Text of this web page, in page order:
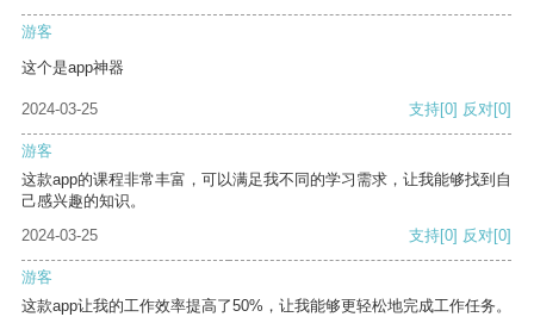
游客
这个是app神器
2024-03-25 支持[0] 反对[0]
游客
这款app的课程非常丰富，可以满足我不同的学习需求，让我能够找到自
己感兴趣的知识。
2024-03-25
支持[0] 反对[0]
游客
这款app让我的工作效率提高了50%，让我能够更轻松地完成工作任务。